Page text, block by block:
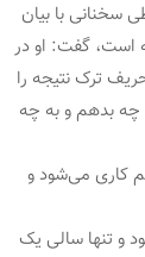
سخنانی با بیان
است، گفت: او در
ترک نتیجه‌ را
چه بدهم و به چه
کاری می‌شود و
و تنها سالی یک